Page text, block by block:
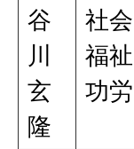
谷
川
玄
隆
社会
福祉
功労